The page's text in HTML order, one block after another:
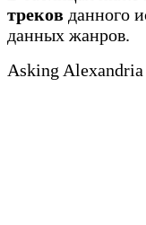
треков данного
данных жанров.
Asking Alexandria